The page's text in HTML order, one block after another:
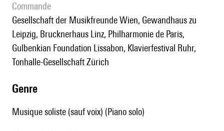
Commande
Gesellschaft der Musikfreunde Wien, Gewandhaus zu
Leipzig, Brucknerhaus Linz, Philharmonie de Paris,
Gulbenkian Foundation Lissabon, Klavierfestival Ruhr,
Tonhalle-Gesellschaft Zürich
genre
Musique soliste (sauf voix) (Piano solo)